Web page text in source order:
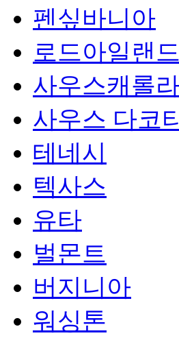
펜싶바니아
로드아일랜드
사우스캐롤
사우스 다코
테네시
텍사스
유타
벌몬트
버지니아
워싱톤